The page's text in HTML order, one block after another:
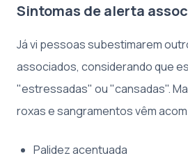
Sintomas de alerta
Já vi pessoas subestimarem
associados, considerando que
"estressadas" ou "cansadas".
roxas e sangramentos vêm
Palidez acentuada